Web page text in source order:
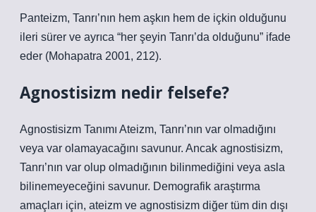
Panteizm, Tanrı’nın hem aşkın hem de içkin olduğunu
ileri sürer ve ayrıca “her şeyin Tanrı’da olduğunu” ifade
eder (Mohapatra 2001, 212).
Agnostisizm nedir felsefe?
Agnostisizm Tanımı Ateizm, Tanrı’nın var olmadığını
veya var olamayacağını savunur. Ancak agnostisizm,
Tanrı’nın var olup olmadığının bilinmediğini veya asla
bilinemeyeceğini savunur. Demografik araştırma
amaçları için, ateizm ve agnostisizm diğer tüm din dışı